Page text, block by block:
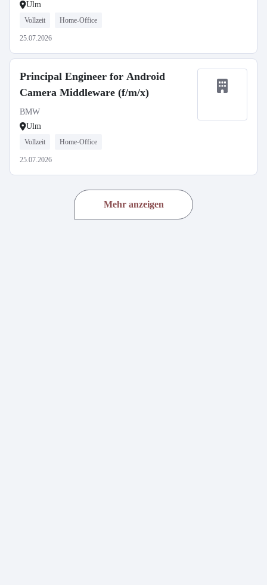
Ulm
Vollzeit Home-Office
25.07.2026
Principal Engineer for Android
Camera Middleware (f/m/x)
BMW
Ulm
Vollzeit Home-Office
25.07.2026
Mehr anzeigen